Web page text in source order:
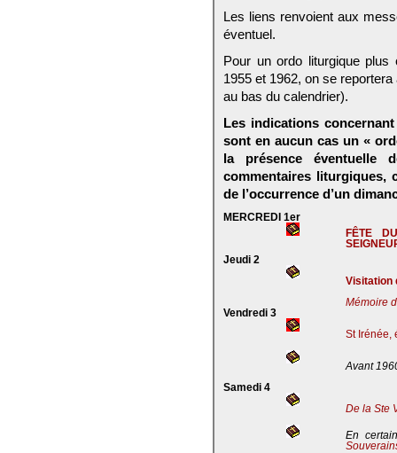
Les liens renvoient aux
éventuel.
Pour un ordo liturgique plus
1955 et 1962, on se
au bas du calendrier).
Les indications
sont en aucun cas un «
la présence éventuelle
commentaires liturgiques,
de l’occurrence d’un
MERCREDI 1er
FÊTE
Jeudi 2
Visitation
Mémoire
Vendredi 3
St Irénée,
Avant
Samedi 4
De la Ste
En